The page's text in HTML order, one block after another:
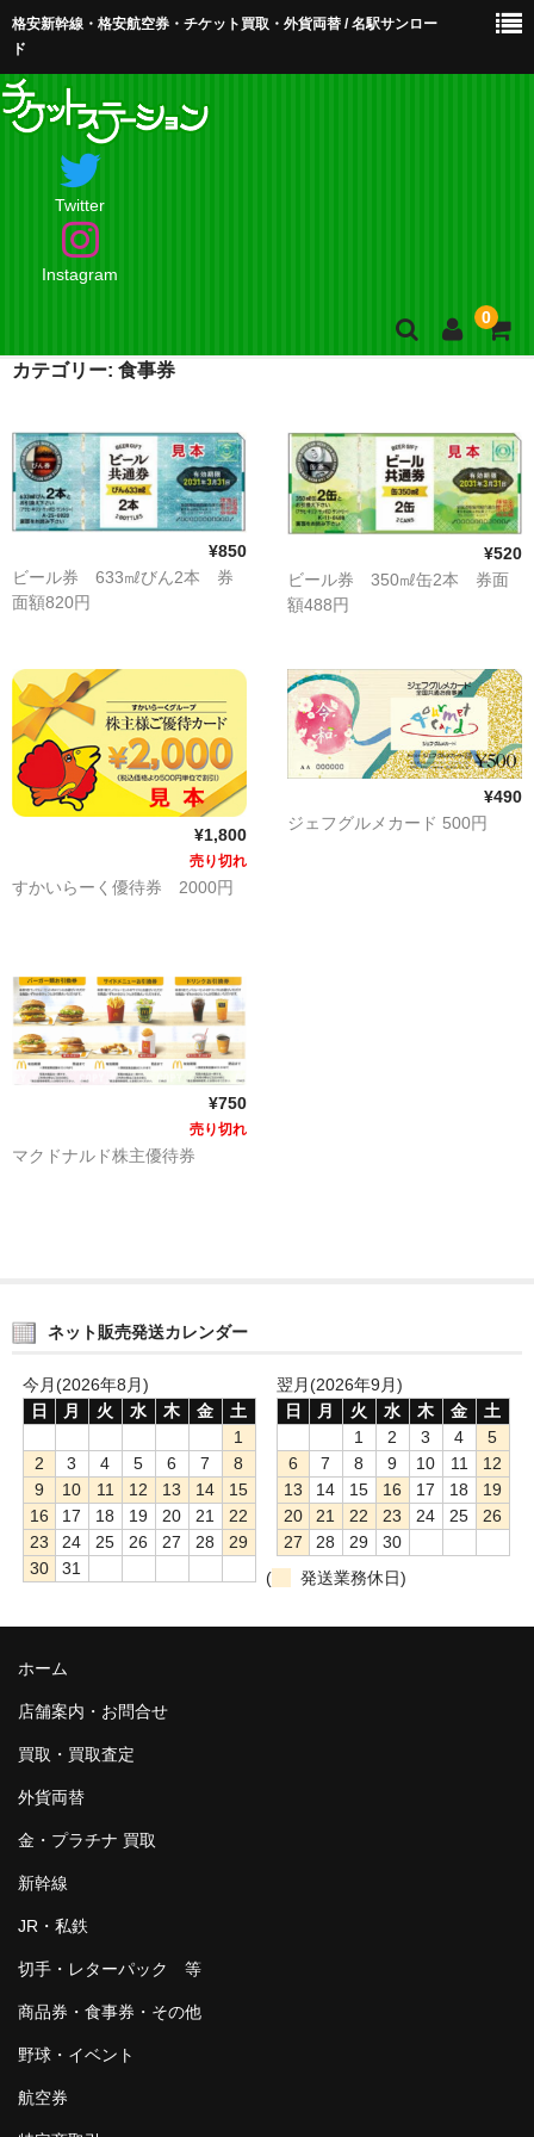
格安新幹線・格安航空券・チケット買取・外貨両替 / 名駅サンロー
ド
Twitter
Instagram
0
店舗案内・お問合せ
買取・買取査定
外貨両替
【販売】JR・名鉄・近鉄
【販売】切手・レターパック 等
【販売】図書カード・クオカード
【販売】商品券・食品券・その他
【販売】テーマパーク・野球・映画・お風呂
☆よくある質問
カテゴリー: 食事券
¥850
ビール券 633㎖びん2本 券
面額820円
¥520
ビール券 350㎖缶2本 券面
額488円
¥1,800
売り切れ
すかいらーく優待券 2000円
¥490
ジェフグルメカード 500円
¥750
売り切れ
マクドナルド株主優待券
ネット販売発送カレンダー
今月(2026年8月)
日
月 火 水 木 金
土
1
2
3 4 5 6 7
8
9
10 11 12 13 14
15
16
17 18 19 20 21
22
23
24 25 26 27 28
29
30
31
翌月(2026年9月)
日
月 火 水 木 金
土
1
2 3 4
5
6
7 8 9 10 11
12
13
14 15 16 17 18
19
20
21 22 23 24 25
26
27
28 29
30
(
発送業務休日)
ホーム
店舗案内・お問合せ
買取・買取査定
外貨両替
金・プラチナ 買取
新幹線
JR・私鉄
切手・レターパック 等
商品券・食事券・その他
野球・イベント
航空券